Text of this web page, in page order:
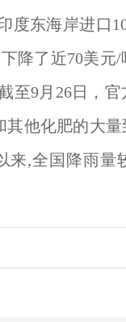
度东海岸进口
降了近70美元
至9月26日，
他化肥的大量
来,全国降雨量